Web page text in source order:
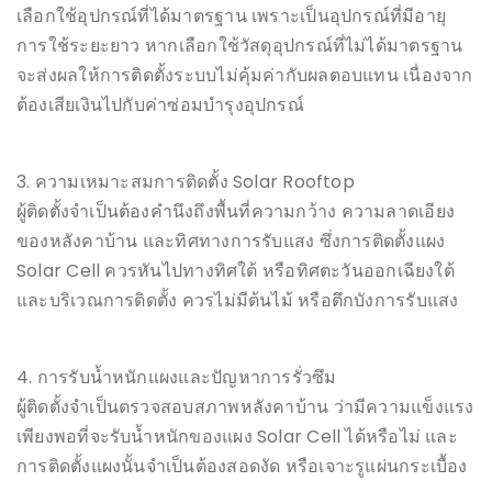
เลือกใช้อุปกรณ์ที่ได้มาตรฐาน เพราะเป็นอุปกรณ์ที่มีอายุ
การใช้ระยะยาว หากเลือกใช้วัสดุอุปกรณ์ที่ไม่ได้มาตรฐาน
จะส่งผลให้การติดตั้งระบบไม่คุ้มค่ากับผลตอบแทน เนื่องจาก
ต้องเสียเงินไปกับค่าซ่อมบำรุงอุปกรณ์
3. ความเหมาะสมการติดตั้ง Solar Rooftop
ผู้ติดตั้งจำเป็นต้องคำนึงถึงพื้นที่ความกว้าง ความลาดเอียง
ของหลังคาบ้าน และทิศทางการรับแสง ซึ่งการติดตั้งแผง
Solar Cell ควรหันไปทางทิศใต้ หรือทิศตะวันออกเฉียงใต้
และบริเวณการติดตั้ง ควรไม่มีต้นไม้ หรือตึกบังการรับแสง
4. การรับน้ำหนักแผงและปัญหาการรั่วซึม
ผู้ติดตั้งจำเป็นตรวจสอบสภาพหลังคาบ้าน ว่ามีความแข็งแรง
เพียงพอที่จะรับน้ำหนักของแผง Solar Cell ได้หรือไม่ และ
การติดตั้งแผงนั้นจำเป็นต้องสอดงัด หรือเจาะรูแผ่นกระเบื้อง